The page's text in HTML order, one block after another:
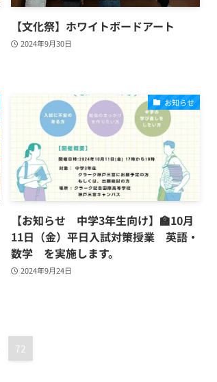
【文化祭】ホワイトボードアート
2024年9月30日
お知らせ
【お知らせ 中学3年生向け】🏫10月
11日（金）平日入試対策授業 英語・
数学 を実施します。
2024年9月24日
72